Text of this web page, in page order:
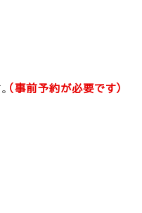
（事前予約が必要です）